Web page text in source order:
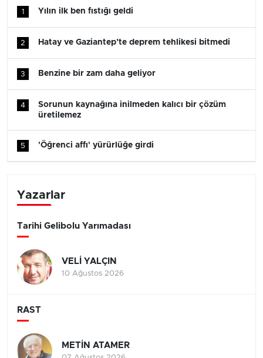
1 Yılın ilk ben fıstığı geldi
2 Hatay ve Gaziantep’te deprem tehlikesi bitmedi
3 Benzine bir zam daha geliyor
4
Sorunun kaynağına inilmeden kalıcı bir çözüm
üretilemez
5 'Öğrenci affı' yürürlüğe girdi
Yazarlar
Tarihi Gelibolu Yarımadası
VELİ YALÇIN
10 Ağustos 2026
RAST
METİN ATAMER